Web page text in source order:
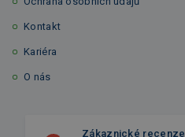
Kontakt
Kariéra
O nás
Zákaznické recenze